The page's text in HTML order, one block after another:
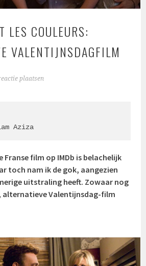
LES COULEURS:
VALENTIJNSDAGFILM
plaatsen
Aziza
Franse film op IMDb is belachelijk
toch nam ik de gok, aangezien
uitstraling heeft. Zowaar nog
alternatieve Valentijnsdag-film